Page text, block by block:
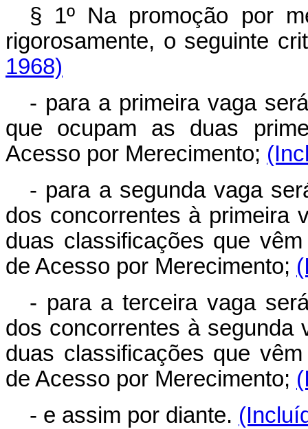
§ 1º Na promoção por
rigorosamente, o seguinte
1968)
- para a primeira vaga
que ocupam as duas
Acesso por Merecimento;
- para a segunda vaga
dos concorrentes à primeira
duas classificações que
de Acesso por Merecimento;
- para a terceira vaga
dos concorrentes à segunda
duas classificações que
de Acesso por Merecimento;
- e assim por diante.